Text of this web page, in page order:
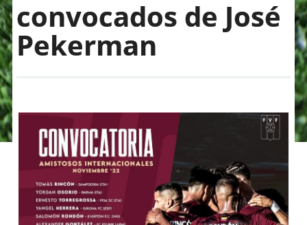
convocados de José
Pekerman